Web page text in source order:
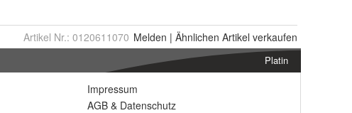
Artikel Nr.: 0120611070 Melden | Ähnlichen Artikel verkaufen
Platin
Impressum
AGB & Datenschutz